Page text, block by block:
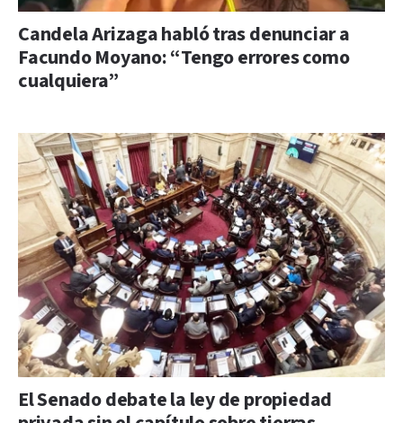
Candela Arizaga habló tras denunciar a
Facundo Moyano: “Tengo errores como
cualquiera”
El Senado debate la ley de propiedad